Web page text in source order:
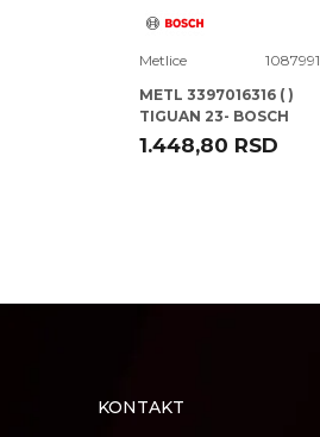
Metlice
1087991
METL 3397016316 ( )
TIGUAN 23- BOSCH
1.448,80 RSD
KONTAKT